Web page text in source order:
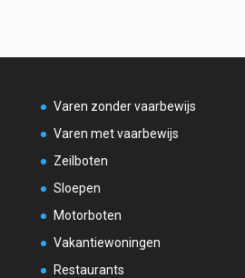
Varen zonder vaarbewijs
Varen met vaarbewijs
Zeilboten
Sloepen
Motorboten
Vakantiewoningen
Restaurants